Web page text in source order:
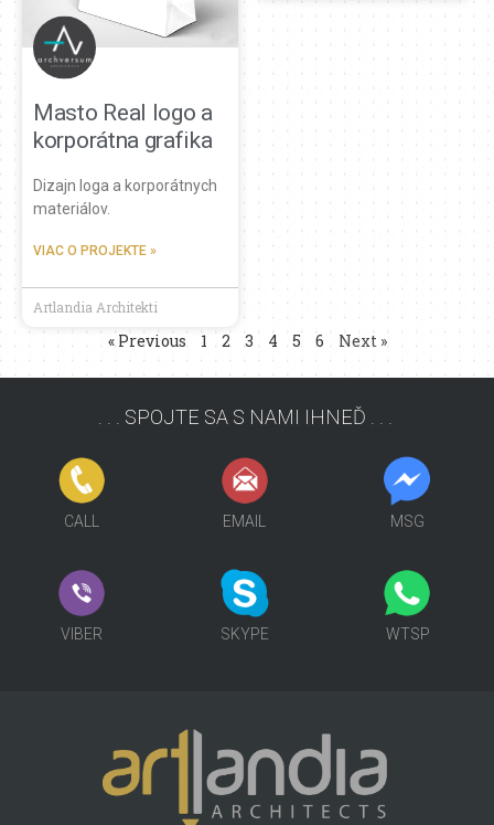
Masto Real logo a
korporátna grafika
Dizajn loga a korporátnych
materiálov.
VIAC O PROJEKTE »
Artlandia Architekti
« Previous 1 2 3 4 5 6 Next »
. . . SPOJTE SA S NAMI IHNEĎ . . .
FCB
CALL
SKP
EMAIL
MSG
MSG
VIBER
VIBER
SKP
SKYPE
MSG
WTSP